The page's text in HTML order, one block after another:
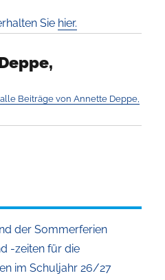
Sie hier.
Beiträge von Annette Deppe,
der Sommerferien
-zeiten für die
im Schuljahr 26/27